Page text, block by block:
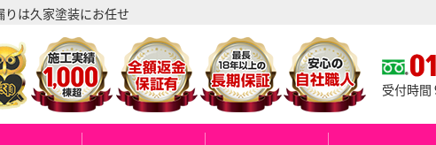
は久家塗装にお任せ
受付時